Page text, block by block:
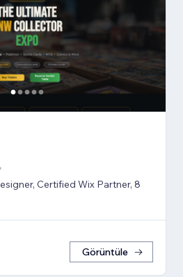
Certified Wix Partner, 8
Görüntüle